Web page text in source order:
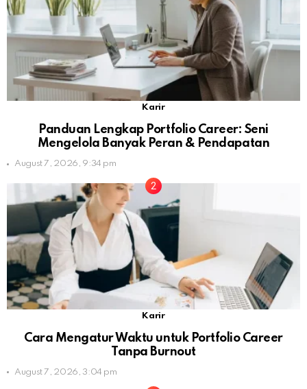
Karir
Panduan Lengkap Portfolio Career: Seni
Mengelola Banyak Peran & Pendapatan
August 7, 2026, 9:34 pm
Karir
Cara Mengatur Waktu untuk Portfolio Career
Tanpa Burnout
August 7, 2026, 3:04 pm